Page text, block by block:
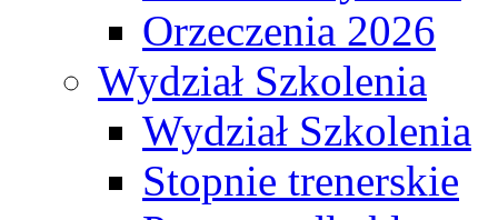
Orzeczenia 2026
Wydział Szkolenia
Wydział Szkolenia
Stopnie trenerskie